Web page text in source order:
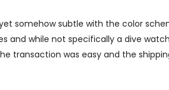
somehow subtle with the color
and while not specifically a dive
transaction was easy and the